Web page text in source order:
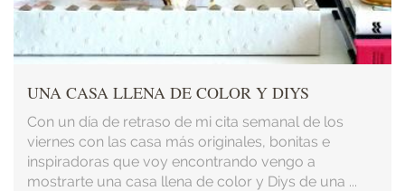
UNA CASA LLENA DE COLOR Y DIYS
Con un día de retraso de mi cita semanal de los
viernes con las casa más originales, bonitas e
inspiradoras que voy encontrando vengo a
mostrarte una casa llena de color y Diys de una ...